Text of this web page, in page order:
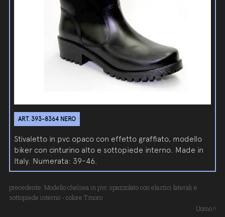
ART. 393-8364 NERO
Stivaletto in pvc opaco con effetto graffiato, modello
biker con cinturino alto e sottopiede interno. Made in
Italy. Numerata: 39-46.
precedente: Modello chelsea in pvc spazzolato con elastici laterali e
sottopiede interno - colore T.moro
Uomo